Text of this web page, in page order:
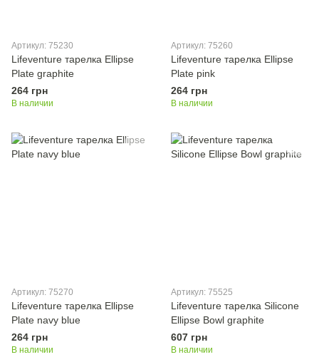
Артикул: 75230
Lifeventure тарелка Ellipse
Plate graphite
264 грн
В наличии
Артикул: 75260
Lifeventure тарелка Ellipse
Plate pink
264 грн
В наличии
Артикул: 75270
Lifeventure тарелка Ellipse
Plate navy blue
264 грн
В наличии
Артикул: 75525
Lifeventure тарелка Silicone
Ellipse Bowl graphite
607 грн
В наличии